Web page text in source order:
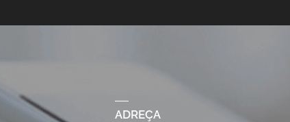
ADREÇA